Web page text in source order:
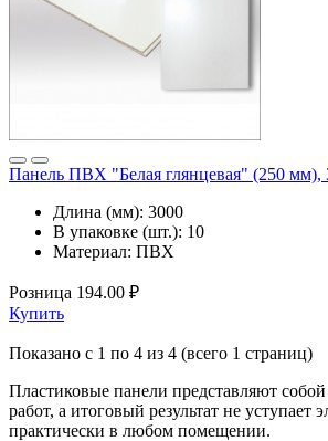
Панель ПВХ "Белая глянцевая" (250 мм),
Длина (мм): 3000
В упаковке (шт.): 10
Материал: ПВХ
Розница 194.00 ₽
Купить
Показано с 1 по 4 из 4 (всего 1 страниц)
Пластиковые панели представляют
работ, а итоговый результат не
практически в любом помещении.